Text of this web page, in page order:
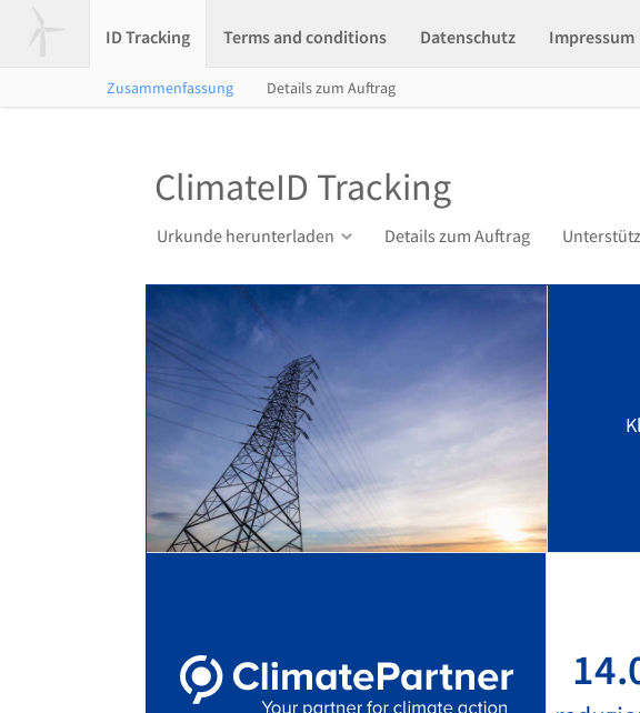
ID Tracking Terms and conditions Datenschutz Impressum
Zusammenfassung Details zum Auftrag
ClimateID Tracking
Urkunde herunterladen Details zum Auftrag